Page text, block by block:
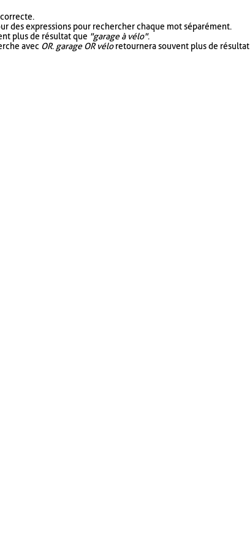
des expressions pour rechercher chaque mot séparément.
plus de résultat que "garage à vélo".
avec OR. garage OR véloretournera souvent plus de résultat